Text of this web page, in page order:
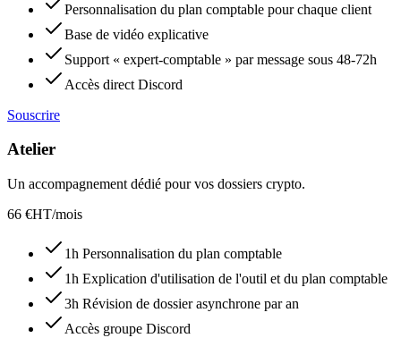
Personnalisation du plan comptable pour chaque client
Base de vidéo explicative
Support « expert-comptable » par message sous 48-72h
Accès direct Discord
Souscrire
Atelier
Un accompagnement dédié pour vos dossiers crypto.
66 €HT/mois
1h Personnalisation du plan comptable
1h Explication d'utilisation de l'outil et du plan comptable
3h Révision de dossier asynchrone par an
Accès groupe Discord